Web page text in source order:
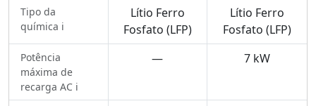
Tipo da
química ℹ️
Lítio Ferro
Fosfato (LFP)
Lítio Ferro
Fosfato (LFP)
Potência
máxima de
recarga AC ℹ️
— 7 kW